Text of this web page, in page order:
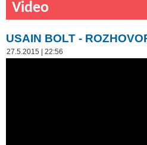
Video
USAIN BOLT -
27.5.2015 | 22:56